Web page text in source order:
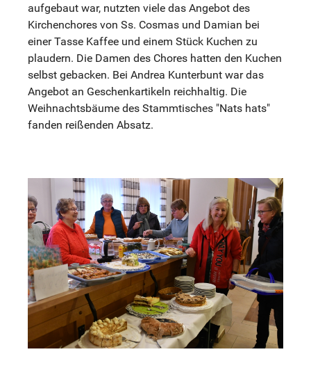
aufgebaut war, nutzten viele das Angebot des
Kirchenchores von Ss. Cosmas und Damian bei
einer Tasse Kaffee und einem Stück Kuchen zu
plaudern. Die Damen des Chores hatten den Kuchen
selbst gebacken. Bei Andrea Kunterbunt war das
Angebot an Geschenkartikeln reichhaltig. Die
Weihnachtsbäume des Stammtisches "Nats hats"
fanden reißenden Absatz.